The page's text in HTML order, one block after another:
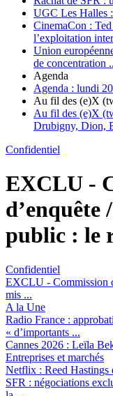
UGC Les Halles :
CinemaCon :
l’exploitation
Union
de concentration
Agenda
Agenda : lundi
Au fil des (e)X
Au fil des (e)X
Drubigny, Dion,
Confidentiel
EXCLU -
d’enquête
public : le
Confidentiel
EXCLU - Commission
mis ...
A la Une
Radio France :
« d’importants ...
Cannes 2026 : Leïla
Entreprises et marchés
Netflix : Reed Hastings
SFR : négociations